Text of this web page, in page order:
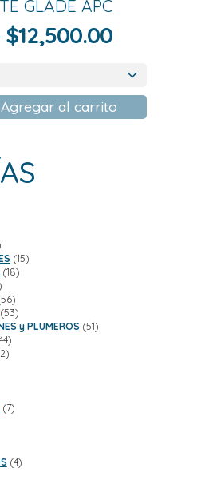
GLADE APC
$12,500.00Rango
precios:
desde
Agregar al carrito
1515
1818
5656
productos
5353
productos
y PLUMEROS 5151
44
productos
12
77
44